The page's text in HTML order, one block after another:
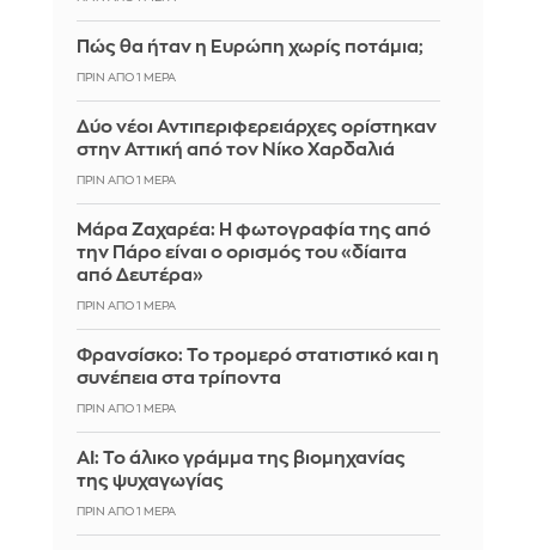
Πώς θα ήταν η Ευρώπη χωρίς ποτάμια;
ΠΡΙΝ ΑΠΌ 1 ΜΈΡΑ
Δύο νέοι Αντιπεριφερειάρχες ορίστηκαν
στην Αττική από τον Νίκο Χαρδαλιά
ΠΡΙΝ ΑΠΌ 1 ΜΈΡΑ
Μάρα Ζαχαρέα: Η φωτογραφία της από
την Πάρο είναι ο ορισμός του «δίαιτα
από Δευτέρα»
ΠΡΙΝ ΑΠΌ 1 ΜΈΡΑ
Φρανσίσκο: Το τρομερό στατιστικό και η
συνέπεια στα τρίποντα
ΠΡΙΝ ΑΠΌ 1 ΜΈΡΑ
AI: Το άλικο γράμμα της βιομηχανίας
της ψυχαγωγίας
ΠΡΙΝ ΑΠΌ 1 ΜΈΡΑ